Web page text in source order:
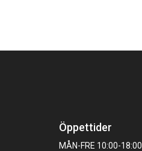
Öppettider
MÅN-FRE 10:00-18:00